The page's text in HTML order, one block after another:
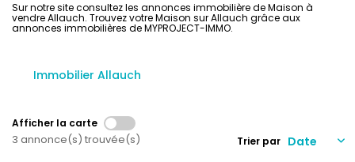
GESTION LOCATIVE
Nous Rejoindre
Créer une alerte
Sur notre site consultez les annonces immobilière de Maison à
vendre Allauch. Trouvez votre Maison sur Allauch grâce aux
annonces immobilières de MYPROJECT-IMMO.
Immobilier Allauch
Afficher la carte
3 annonce(s) trouvée(s) Trier par